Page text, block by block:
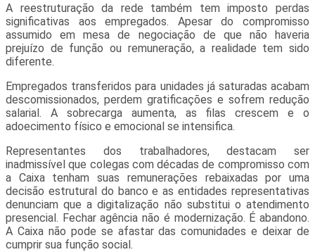
A reestruturação da rede também tem imposto perdas
significativas aos empregados. Apesar do compromisso
assumido em mesa de negociação de que não haveria
prejuízo de função ou remuneração, a realidade tem sido
diferente.
Empregados transferidos para unidades já saturadas acabam
descomissionados, perdem gratificações e sofrem redução
salarial. A sobrecarga aumenta, as filas crescem e o
adoecimento físico e emocional se intensifica.
Representantes dos trabalhadores, destacam ser
inadmissível que colegas com décadas de compromisso com
a Caixa tenham suas remunerações rebaixadas por uma
decisão estrutural do banco e as entidades representativas
denunciam que a digitalização não substitui o atendimento
presencial. Fechar agência não é modernização. É abandono.
A Caixa não pode se afastar das comunidades e deixar de
cumprir sua função social.